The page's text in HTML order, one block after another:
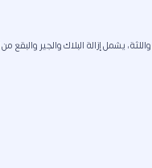
يشمل إزالة البلاك والجير